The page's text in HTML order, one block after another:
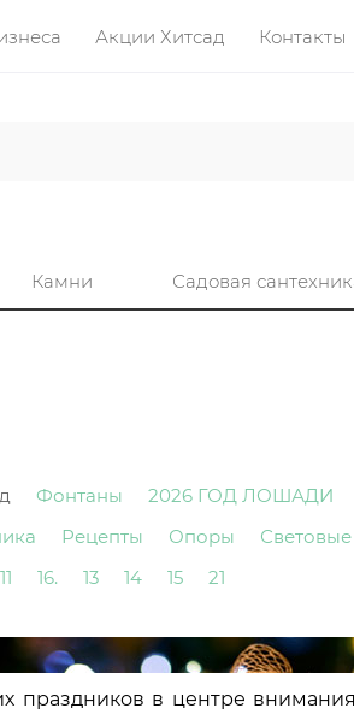
Акции Хитсад Контакты
Камни Садовая
Фонтаны 2026 ГОД ЛОШАДИ
Рецепты Опоры
11 16. 13 14 15 21
праздников в центре